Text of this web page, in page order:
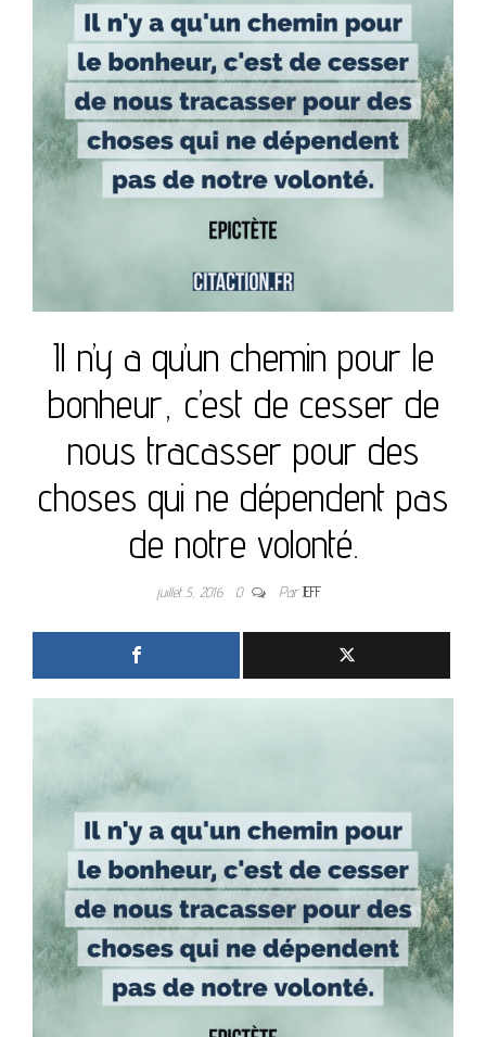
Il n’y a qu’un chemin pour le
bonheur, c’est de cesser de
nous tracasser pour des
choses qui ne dépendent pas
de notre volonté.
juillet 5, 2016 0 ParJEFF